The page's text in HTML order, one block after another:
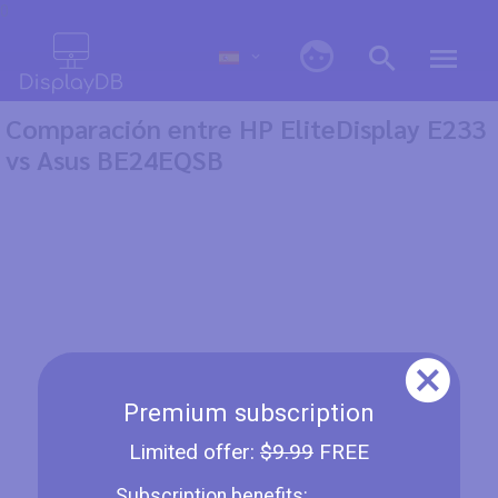
Premium subscription
Limited offer: $9.99FREE
Comparación entre HP EliteDisplay E233
vs Asus BE24EQSB